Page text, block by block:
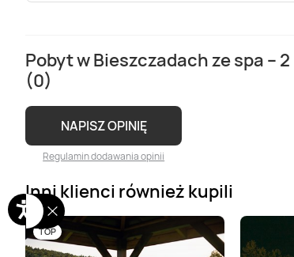
Pobyt w Bieszczadach ze spa –
(0)
NAPISZ OPINIĘ
Regulamin dodawania opinii
Inni klienci również kupili
TOP